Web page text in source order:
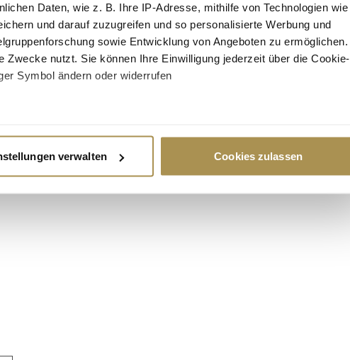
Daten, wie z. B. Ihre IP-Adresse, mithilfe von Technologien wie
und darauf zuzugreifen und so personalisierte Werbung und
sowie Entwicklung von Angeboten zu ermöglichen.
Zwecke nutzt. Sie können Ihre Einwilligung jederzeit über die Cookie-
Symbol ändern oder widerrufen
verarbeitet werden, und legen Sie Ihre Präferenzen im
und Analysen weiter. Unsere Partner führen diese Informationen
ihnen bereitgestellt haben oder die sie im Rahmen Ihrer Nutzung
verwalten Cookies zulassen